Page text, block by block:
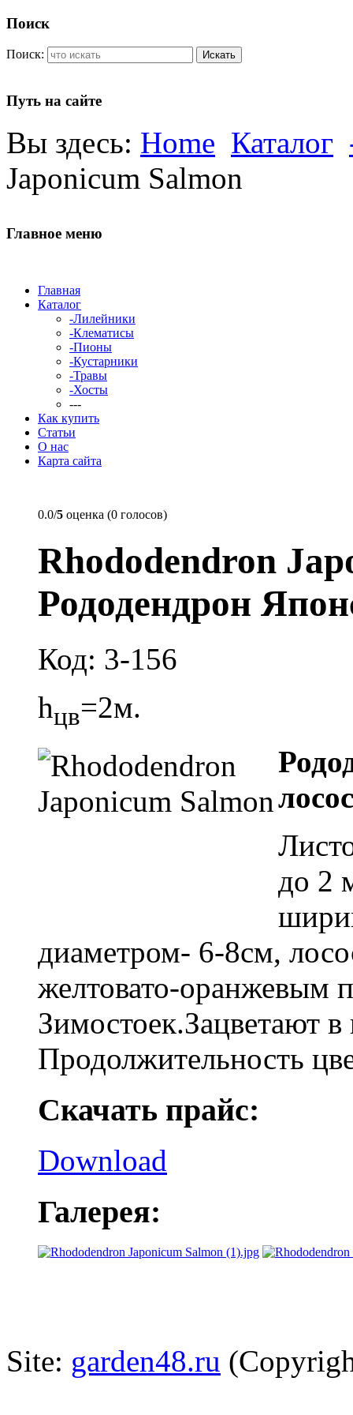
Поиск
Поиск: Искать
Путь на сайте
Вы здесь: Home Каталог
Japonicum Salmon
Главное меню
Главная
Каталог
-Лилейники
-Клематисы
-Пионы
-Кустарники
-Травы
-Хосты
---
Как купить
Статьи
О нас
Карта сайта
0.0/5 оценка (0 голосов)
Rhododendron
Рододендрон
Код: 3-156
hцв=2м.
до 2
диаметром- 6-8см,
желтовато-оранжевым
Зимостоек.Зацветают
Продолжительность
Скачать прайс:
Download
Галерея:
Site: garden48.ru